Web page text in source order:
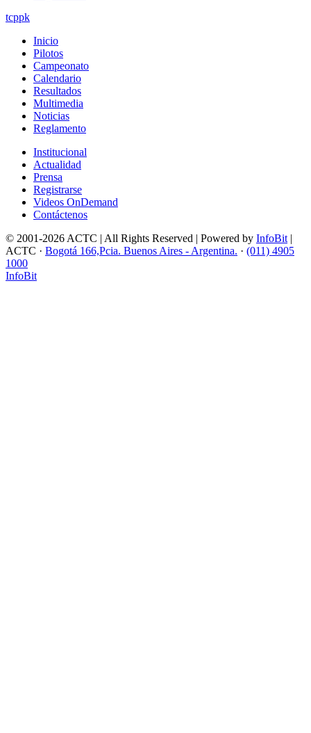
tcppk
Inicio
Pilotos
Campeonato
Calendario
Resultados
Multimedia
Noticias
Reglamento
Institucional
Actualidad
Prensa
Registrarse
Videos OnDemand
Contáctenos
© 2001-2026 ACTC | All Rights Reserved | Powered by InfoBit |
ACTC · Bogotá 166,Pcia. Buenos Aires - Argentina. · (011) 4905
1000
InfoBit